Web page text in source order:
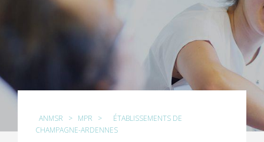
ANMSR > MPR >
ÉTABLISSEMENTS DE
CHAMPAGNE-ARDENNES